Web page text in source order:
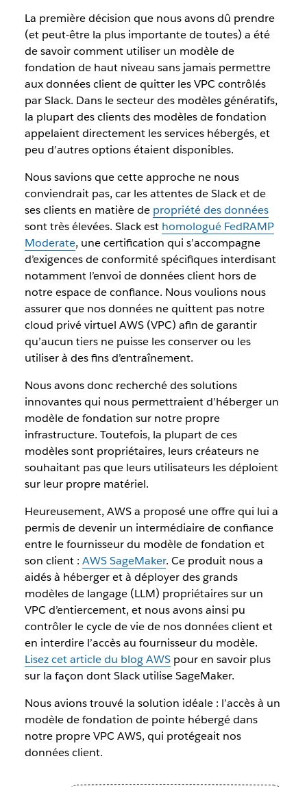
La première décision que nous avons dû prendre
(et peut-être la plus importante de toutes) a été
de savoir comment utiliser un modèle de
fondation de haut niveau sans jamais permettre
aux données client de quitter les VPC contrôlés
par Slack. Dans le secteur des modèles génératifs,
la plupart des clients des modèles de fondation
appelaient directement les services hébergés, et
peu d’autres options étaient disponibles.
Nous savions que cette approche ne nous
conviendrait pas, car les attentes de Slack et de
ses clients en matière de propriété des données
sont très élevées. Slack est homologué FedRAMP
Moderate, une certification qui s’accompagne
d’exigences de conformité spécifiques interdisant
notamment l’envoi de données client hors de
notre espace de confiance. Nous voulions nous
assurer que nos données ne quittent pas notre
cloud privé virtuel AWS (VPC) afin de garantir
qu’aucun tiers ne puisse les conserver ou les
utiliser à des fins d’entraînement.
Nous avons donc recherché des solutions
innovantes qui nous permettraient d’héberger un
modèle de fondation sur notre propre
infrastructure. Toutefois, la plupart de ces
modèles sont propriétaires, leurs créateurs ne
souhaitant pas que leurs utilisateurs les déploient
sur leur propre matériel.
Heureusement, AWS a proposé une offre qui lui a
permis de devenir un intermédiaire de confiance
entre le fournisseur du modèle de fondation et
son client : AWS SageMaker. Ce produit nous a
aidés à héberger et à déployer des grands
modèles de langage (LLM) propriétaires sur un
VPC d’entiercement, et nous avons ainsi pu
contrôler le cycle de vie de nos données client et
en interdire l’accès au fournisseur du modèle.
Lisez cet article du blog AWSpour en savoir plus
sur la façon dont Slack utilise SageMaker.
Nous avions trouvé la solution idéale : l’accès à un
modèle de fondation de pointe hébergé dans
notre propre VPC AWS, qui protégeait nos
données client.